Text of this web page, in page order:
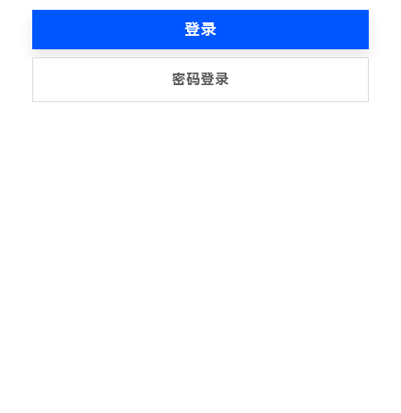
登录
密码登录